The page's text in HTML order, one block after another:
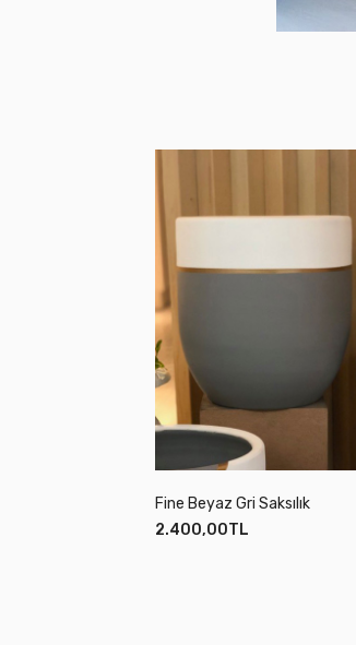
Fine Beyaz Gri Saksılık
2.400,00TL